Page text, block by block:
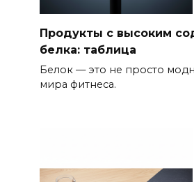
Продукты с высоким
белка: таблица
Белок — это не просто
мира фитнеса.